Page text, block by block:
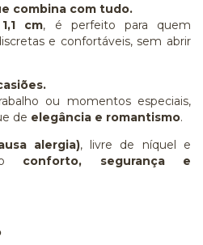
combina com tudo.
1,1 cm, é perfeito para quem
e confortáveis, sem abrir
ou momentos especiais,
de elegância e romantismo.
alergia), livre de níquel e
conforto, segurança e